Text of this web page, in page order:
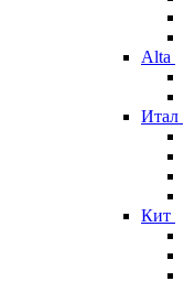
Alta
Итал
Кит